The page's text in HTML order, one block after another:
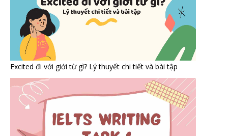
Excited đi với giới từ gì? Lý thuyết chi tiết và bài tập